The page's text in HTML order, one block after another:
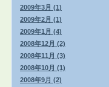
2009年3月 (1)
2009年2月 (1)
2009年1月 (4)
2008年12月 (2)
2008年11月 (3)
2008年10月 (1)
2008年9月 (2)